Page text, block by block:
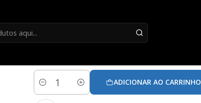
|
Quantidade
ADICIONAR AO CARRINHO